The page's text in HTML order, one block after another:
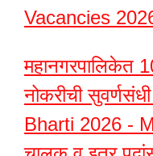
Vacancies
महानगरपालिकेत
नोकरीची
Bharti 2026 -